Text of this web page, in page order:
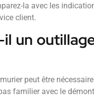
la avec les
client.
un
peut être
familier avec le